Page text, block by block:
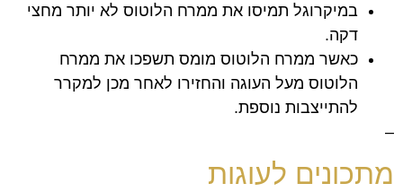
במיקרוגל תמיסו את ממרח הלוטוס לא יותר מחצי
דקה.
כאשר ממרח הלוטוס מומס תשפכו את ממרח
הלוטוס מעל העוגה והחזירו לאחר מכן למקרר
להתייצבות נוספת.
–
מתכונים לעוגות